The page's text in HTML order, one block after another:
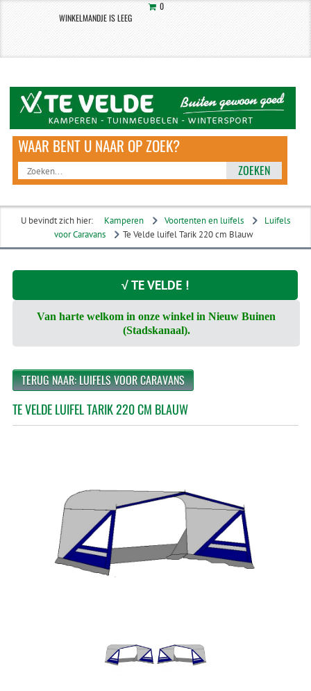
0
WINKELMANDJE IS LEEG
ZOEKEN
U bevindt zich hier: Kamperen Voortenten en luifels
Luifels
voor Caravans
Te Velde luifel Tarik 220 cm Blauw
√ TE VELDE !
Van harte welkom in onze winkel in Nieuw Buinen
(Stadskanaal).
TERUG NAAR: LUIFELS VOOR CARAVANS
TE VELDE LUIFEL TARIK 220 CM BLAUW